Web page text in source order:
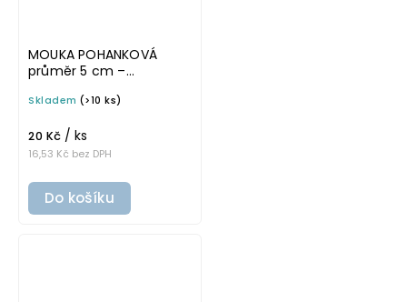
MOUKA POHANKOVÁ
průměr 5 cm –
písmu, omyvatelná
potravinové dózy
Skladem (>10 ks)
16,53 Kč bez DPH
20 Kč / ks
Do košíku